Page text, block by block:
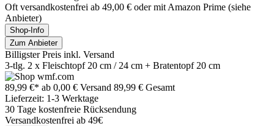
Oft versandkostenfrei ab 49,00 € oder mit Amazon Prime (siehe
Anbieter)
Shop-Info
Zum Anbieter
Billigster Preis inkl. Versand
3-tlg. 2 x Fleischtopf 20 cm / 24 cm + Bratentopf 20 cm
89,99 €* ab 0,00 € Versand 89,99 € Gesamt
Lieferzeit: 1-3 Werktage
30 Tage kostenfreie Rücksendung
Versandkostenfrei ab 49€